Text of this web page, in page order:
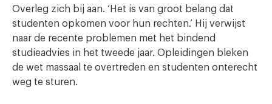
Overleg zich bij aan. ‘Het is van groot belang dat
studenten opkomen voor hun rechten.’ Hij verwijst
naar de recente problemen met het bindend
studieadvies in het tweede jaar. Opleidingen bleken
de wet massaal te overtreden en studenten onterecht
weg te sturen.